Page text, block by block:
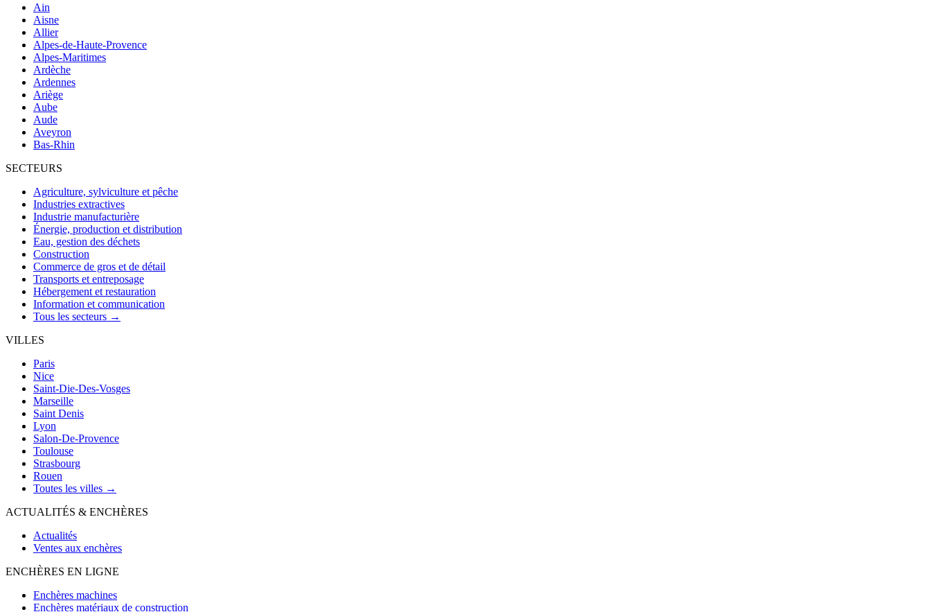
Ain
Aisne
Allier
Alpes-de-Haute-Provence
Alpes-Maritimes
Ardèche
Ardennes
Ariège
Aube
Aude
Aveyron
Bas-Rhin
SECTEURS
Agriculture, sylviculture et pêche
Industries extractives
Industrie manufacturière
Énergie, production et distribution
Eau, gestion des déchets
Construction
Commerce de gros et de détail
Transports et entreposage
Hébergement et restauration
Information et communication
Tous les secteurs →
VILLES
Paris
Nice
Saint-Die-Des-Vosges
Marseille
Saint Denis
Lyon
Salon-De-Provence
Toulouse
Strasbourg
Rouen
Toutes les villes →
ACTUALITÉS & ENCHÈRES
Actualités
Ventes aux enchères
ENCHÈRES EN LIGNE
Enchères machines
Enchères matériaux de construction